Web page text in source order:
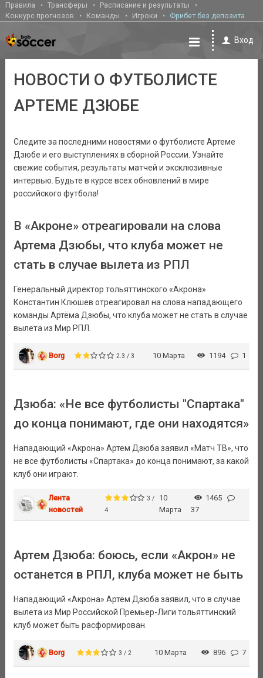
Правила Трансферы
Расписание и результаты
Конкурс прогнозов
Команды Игроки Фрибет без депозита
Вход
НОВОСТИ О ФУТБОЛИСТЕ
АРТЕМЕ ДЗЮБЕ
Следите за последними новостями о футболисте Артеме
Дзюбе и его выступлениях в сборной России. Узнайте
свежие события, результаты матчей и эксклюзивные
интервью. Будьте в курсе всех обновлений в мире
российского футбола!
В «Акроне» отреагировали на слова
Артема Дзюбы, что клуба может не
стать в случае вылета из РПЛ
Генеральный директор тольяттинского «Акрона»
Константин Клюшев отреагировал на слова нападающего
команды Артёма Дзюбы, что клуба может не стать в случае
вылета из Мир РПЛ.
Borg 2.3 / 3 10 Марта 1194 1
Дзюба: «Не все футболисты "Спартака"
до конца понимают, где они находятся»
Нападающий «Акрона» Артем Дзюба заявил «Матч ТВ», что
не все футболисты «Спартака» до конца понимают, за какой
клуб они играют.
Лента
новостей
3 /
4
10
Марта
1465
37
Артем Дзюба: боюсь, если «Акрон» не
останется в РПЛ, клуба может не быть
Нападающий «Акрона» Артём Дзюба заявил, что в случае
вылета из Мир Российской Премьер-Лиги тольяттинский
клуб может быть расформирован.
Borg 3 / 2 10 Марта 896 7